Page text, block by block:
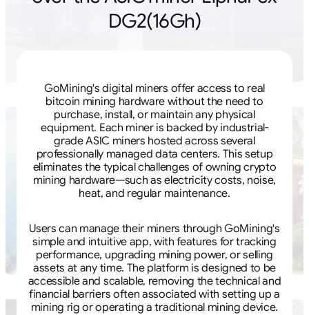
DG2(16Gh)
GoMining's digital miners offer access to real
bitcoin mining hardware without the need to
purchase, install, or maintain any physical
equipment. Each miner is backed by industrial-
grade ASIC miners hosted across several
professionally managed data centers. This setup
eliminates the typical challenges of owning crypto
mining hardware—such as electricity costs, noise,
heat, and regular maintenance.
Users can manage their miners through GoMining's
simple and intuitive app, with features for tracking
performance, upgrading mining power, or selling
assets at any time. The platform is designed to be
accessible and scalable, removing the technical and
financial barriers often associated with setting up a
mining rig or operating a traditional mining device.